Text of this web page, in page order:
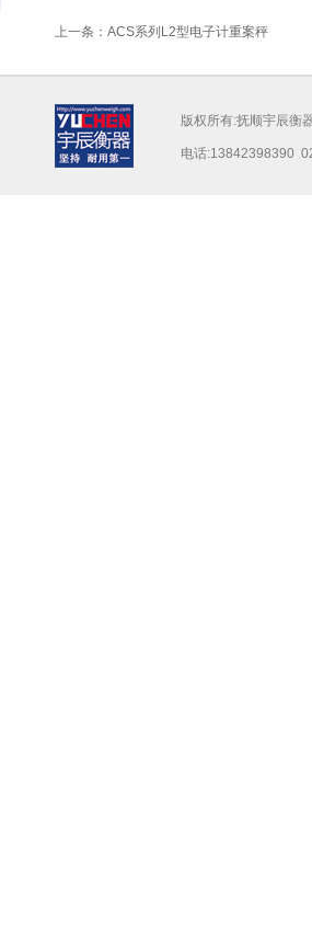
上一条：ACS系列L2型电子计重案秤
版权所有:抚顺宇辰衡
电话